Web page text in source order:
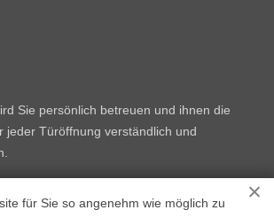
für Sie so angenehm wie möglich zu
Sie persönlich betreuen und ihnen die
jeder Türöffnung verständlich und